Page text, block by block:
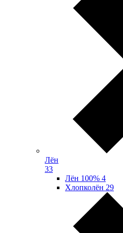
Лён
33
Лён 100% 4
Хлопколён 29